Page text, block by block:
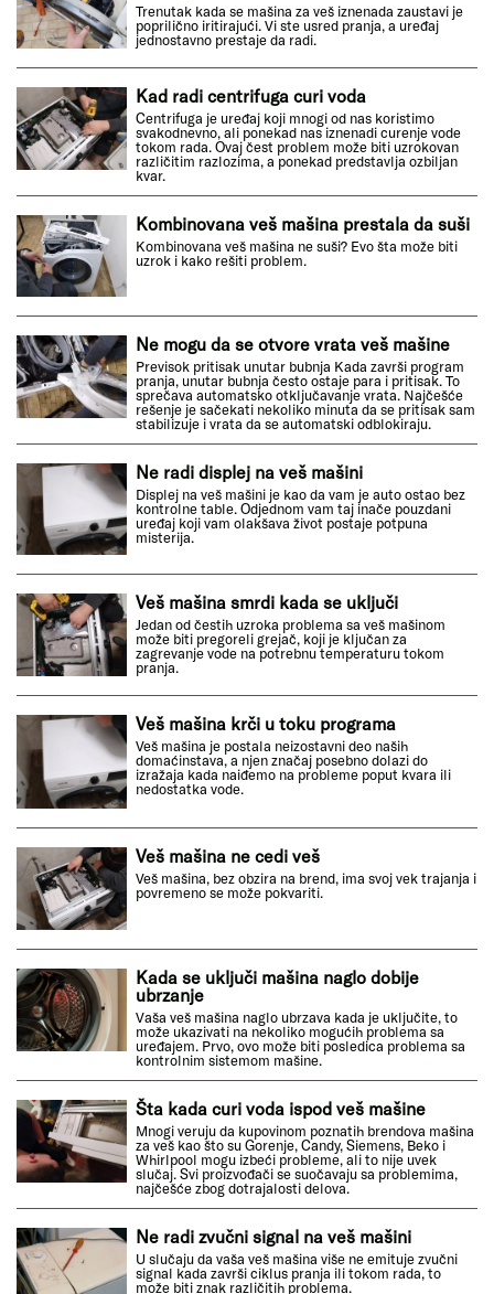
Trenutak kada se mašina za veš iznenada zaustavi je
poprilično iritirajući. Vi ste usred pranja, a uređaj
jednostavno prestaje da radi.
Kad radi centrifuga curi voda
Centrifuga je uređaj koji mnogi od nas koristimo
svakodnevno, ali ponekad nas iznenadi curenje vode
tokom rada. Ovaj čest problem može biti uzrokovan
različitim razlozima, a ponekad predstavlja ozbiljan
kvar.
Kombinovana veš mašina prestala da suši
Kombinovana veš mašina ne suši? Evo šta može biti
uzrok i kako rešiti problem.
Ne mogu da se otvore vrata veš mašine
Previsok pritisak unutar bubnja Kada završi program
pranja, unutar bubnja često ostaje para i pritisak. To
sprečava automatsko otključavanje vrata. Najčešće
rešenje je sačekati nekoliko minuta da se pritisak sam
stabilizuje i vrata da se automatski odblokiraju.
Ne radi displej na veš mašini
Displej na veš mašini je kao da vam je auto ostao bez
kontrolne table. Odjednom vam taj inače pouzdani
uređaj koji vam olakšava život postaje potpuna
misterija.
Veš mašina smrdi kada se uključi
Jedan od čestih uzroka problema sa veš mašinom
može biti pregoreli grejač, koji je ključan za
zagrevanje vode na potrebnu temperaturu tokom
pranja.
Veš mašina krči u toku programa
Veš mašina je postala neizostavni deo naših
domaćinstava, a njen značaj posebno dolazi do
izražaja kada naiđemo na probleme poput kvara ili
nedostatka vode.
Veš mašina ne cedi veš
Veš mašina, bez obzira na brend, ima svoj vek trajanja i
povremeno se može pokvariti.
Kada se uključi mašina naglo dobije
ubrzanje
Vaša veš mašina naglo ubrzava kada je uključite, to
može ukazivati na nekoliko mogućih problema sa
uređajem. Prvo, ovo može biti posledica problema sa
kontrolnim sistemom mašine.
Šta kada curi voda ispod veš mašine
Mnogi veruju da kupovinom poznatih brendova mašina
za veš kao što su Gorenje, Candy, Siemens, Beko i
Whirlpool mogu izbeći probleme, ali to nije uvek
slučaj. Svi proizvođači se suočavaju sa problemima,
najčešće zbog dotrajalosti delova.
Ne radi zvučni signal na veš mašini
U slučaju da vaša veš mašina više ne emituje zvučni
signal kada završi ciklus pranja ili tokom rada, to
može biti znak različitih problema.